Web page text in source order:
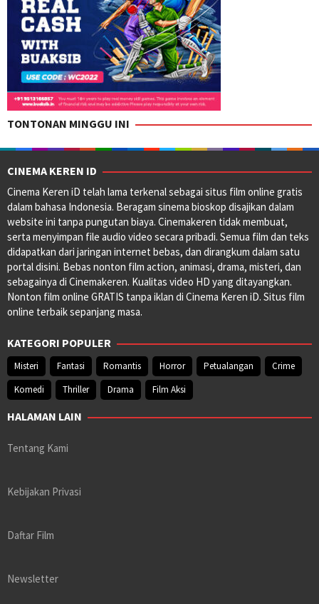
TONTONAN MINGGU INI
CINEMA KEREN ID
Cinema Keren iD telah lama terkenal sebagai situs film online gratis
dalam bahasa Indonesia. Beragam sinema bioskop disajikan dalam
website ini tanpa pungutan biaya. Cinemakeren tidak membuat,
serta menyimpan file audio video secara pribadi. Semua film dan teks
didapatkan dari jaringan internet bebas, dan dirangkum dalam satu
portal disini. Bebas nonton film action, animasi, drama, misteri, dan
sebagainya di Cinemakeren. Kualitas video HD yang ditayangkan.
Nonton film online GRATIS tanpa iklan di Cinema Keren iD. Situs film
online terbaik sepanjang masa.
KATEGORI POPULER
Misteri Fantasi Romantis Horror Petualangan
Crime
Komedi
Thriller Drama Film Aksi
HALAMAN LAIN
Tentang Kami
Kebijakan Privasi
Daftar Film
Newsletter